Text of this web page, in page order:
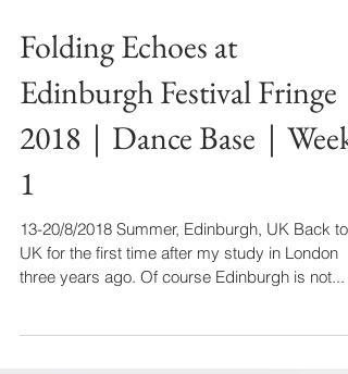
Folding Echoes at
Edinburgh Festival Fringe
2018｜Dance Base｜Week
1
UK for the first time after my study in London